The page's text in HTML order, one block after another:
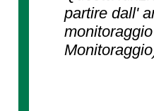
partire dall'